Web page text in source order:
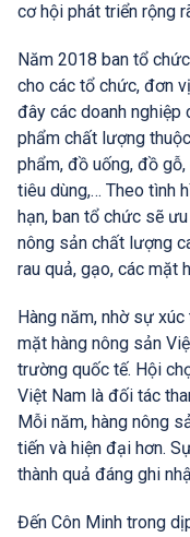
cơ hội phát triển rộng
Năm 2018 ban tổ
cho các tổ chức, đơn
đây các doanh
phẩm chất lượng
phẩm, đồ uống, đồ
tiêu dùng,… Theo tình
hạn, ban tổ chức sẽ
nông sản chất lượng
rau quả, gạo, các mặt
Hàng năm, nhờ sự
mặt hàng nông sản
trường quốc tế. Hội
Việt Nam là đối tác
Mỗi năm, hàng nông
tiến và hiện đại hơn.
thành quả đáng ghi
Đến Côn Minh trong